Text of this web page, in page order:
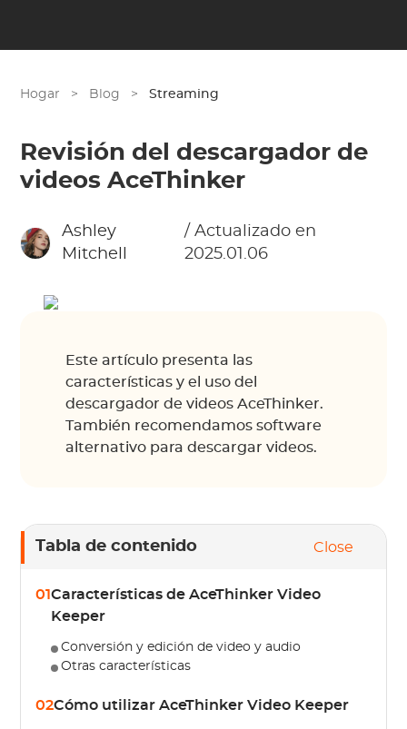
Hogar > Blog > Streaming
Revisión del descargador de
videos AceThinker
Ashley
Mitchell
/ Actualizado en
2025.01.06
Este artículo presenta las
características y el uso del
descargador de videos AceThinker.
También recomendamos software
alternativo para descargar videos.
Tabla de contenido Close
01Características de AceThinker Video
Keeper
Conversión y edición de video y audio
Otras características
02Cómo utilizar AceThinker Video Keeper